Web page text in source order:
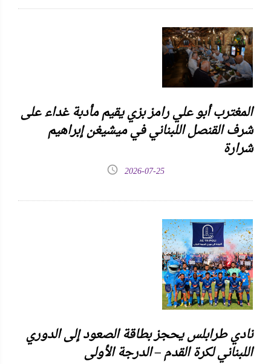
المغترب أبو علي رامز بزي يقيم مأدبة غداء على
شرف القنصل اللبناني في ميشيغن إبراهيم
شرارة
2026-07-25
نادي طرابلس يحجز بطاقة الصعود إلى الدوري
اللبناني لكرة القدم – الدرجة الأولى